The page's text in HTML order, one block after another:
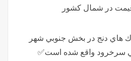
در شمال كشور
هاي دنج در بخش جنوبي شهر
سرخرود واقع شده است✅